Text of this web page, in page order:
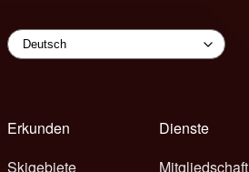
Erkunden
Skigebiete
Dienste
Mitgliedschaft